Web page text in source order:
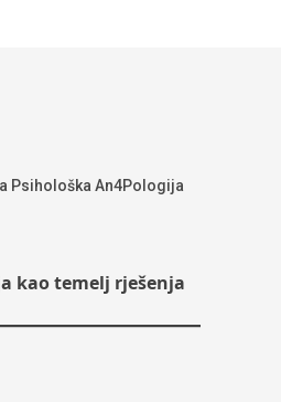
Psihološka An4Pologija
kao temelj rješenja